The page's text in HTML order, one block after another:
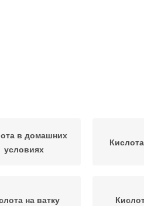
в домашних
условиях
на ватку